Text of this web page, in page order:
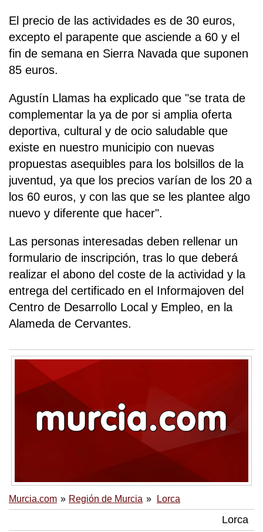
El precio de las actividades es de 30 euros,
excepto el parapente que asciende a 60 y el
fin de semana en Sierra Navada que suponen
85 euros.
Agustín Llamas ha explicado que "se trata de
complementar la ya de por si amplia oferta
deportiva, cultural y de ocio saludable que
existe en nuestro municipio con nuevas
propuestas asequibles para los bolsillos de la
juventud, ya que los precios varían de los 20 a
los 60 euros, y con las que se les plantee algo
nuevo y diferente que hacer".
Las personas interesadas deben rellenar un
formulario de inscripción, tras lo que deberá
realizar el abono del coste de la actividad y la
entrega del certificado en el Informajoven del
Centro de Desarrollo Local y Empleo, en la
Alameda de Cervantes.
Murcia.com Región de Murcia Lorca
Lorca